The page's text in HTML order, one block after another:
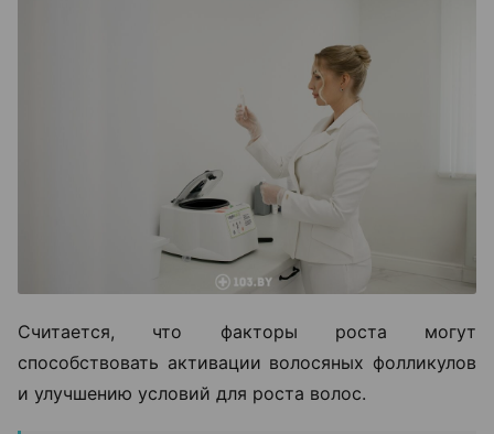
Считается, что факторы роста могут
способствовать активации волосяных фолликулов
и улучшению условий для роста волос.